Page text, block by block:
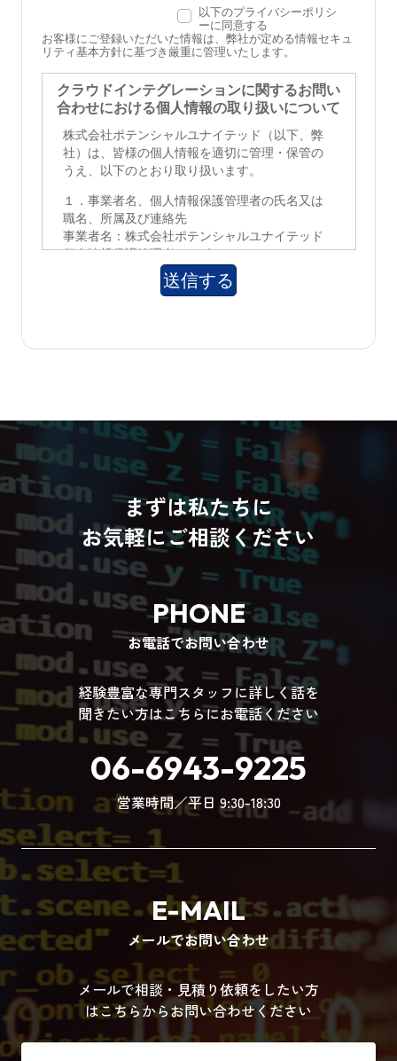
まずは私たちに
お気軽にご相談ください
PHONE
お電話でお問い合わせ
経験豊富な専門スタッフに詳しく話を
聞きたい方はこちらにお電話ください
06-6943-9225
営業時間／平日 9:30-18:30
E-MAIL
メールでお問い合わせ
メールで相談・見積り依頼をしたい方
はこちらからお問い合わせください